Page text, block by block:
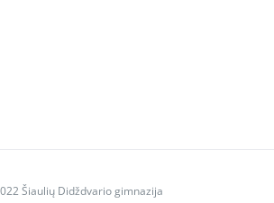
Šiaulių Didždvario gimnazija